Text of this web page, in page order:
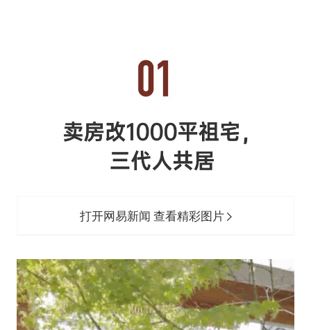
打开网易新闻 查看精彩图片